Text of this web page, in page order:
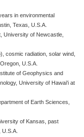
in environmental
Texas, U.S.A.
University of Newcastle,
cosmic radiation, solar wind,
U.S.A.
of Geophysics and
University of Hawai'i at
of Earth Sciences,
of Kansas, past